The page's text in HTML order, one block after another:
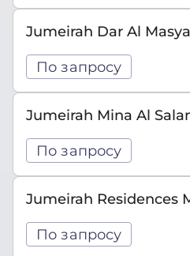
Jumeirah Dar Al
По запросу
Jumeirah Mina Al
По запросу
Jumeirah Residences
По запросу